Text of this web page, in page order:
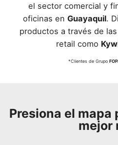
el sector comercial y
oficinas en Guayaquil.
productos a través de
retail como
*Clientes de Grupo
Presiona el
mejor